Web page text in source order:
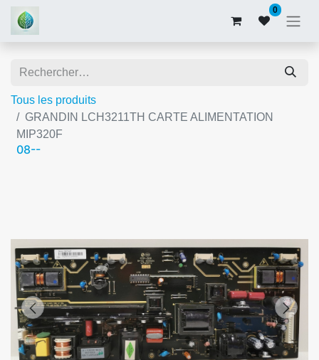
0
Tous les produits
GRANDIN LCH3211TH CARTE ALIMENTATION
MIP320F
08--